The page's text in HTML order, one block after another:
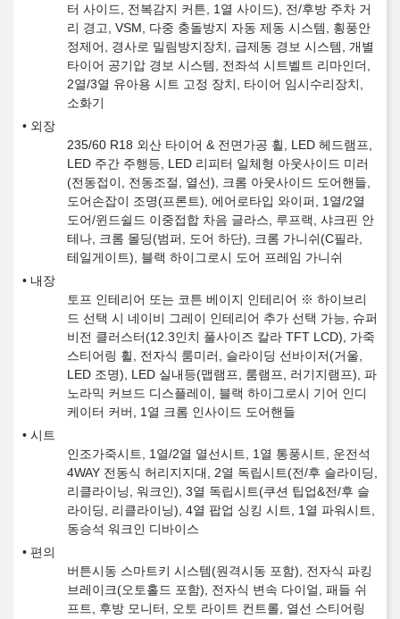
터 사이드, 전복감지 커튼, 1열 사이드), 전/후방 주차 거
리 경고, VSM, 다중 충돌방지 자동 제동 시스템, 횡풍안
정제어, 경사로 밀림방지장치, 급제동 경보 시스템, 개별
타이어 공기압 경보 시스템, 전좌석 시트벨트 리마인더,
2열/3열 유아용 시트 고정 장치, 타이어 임시수리장치,
소화기
외장
235/60 R18 외산 타이어 & 전면가공 휠, LED 헤드램프,
LED 주간 주행등, LED 리피터 일체형 아웃사이드 미러
(전동접이, 전동조절, 열선), 크롬 아웃사이드 도어핸들,
도어손잡이 조명(프론트), 에어로타입 와이퍼, 1열/2열
도어/윈드쉴드 이중접합 차음 글라스, 루프랙, 샤크핀 안
테나, 크롬 몰딩(범퍼, 도어 하단), 크롬 가니쉬(C필라,
테일게이트), 블랙 하이그로시 도어 프레임 가니쉬
내장
토프 인테리어 또는 코튼 베이지 인테리어 ※ 하이브리
드 선택 시 네이비 그레이 인테리어 추가 선택 가능, 슈퍼
비전 클러스터(12.3인치 풀사이즈 칼라 TFT LCD), 가죽
스티어링 휠, 전자식 룸미러, 슬라이딩 선바이저(거울,
LED 조명), LED 실내등(맵램프, 룸램프, 러기지램프), 파
노라믹 커브드 디스플레이, 블랙 하이그로시 기어 인디
케이터 커버, 1열 크롬 인사이드 도어핸들
시트
인조가죽시트, 1열/2열 열선시트, 1열 통풍시트, 운전석
4WAY 전동식 허리지지대, 2열 독립시트(전/후 슬라이딩,
리클라이닝, 워크인), 3열 독립시트(쿠션 팁업&전/후 슬
라이딩, 리클라이닝), 4열 팝업 싱킹 시트, 1열 파워시트,
동승석 워크인 디바이스
편의
버튼시동 스마트키 시스템(원격시동 포함), 전자식 파킹
브레이크(오토홀드 포함), 전자식 변속 다이얼, 패들 쉬
프트, 후방 모니터, 오토 라이트 컨트롤, 열선 스티어링